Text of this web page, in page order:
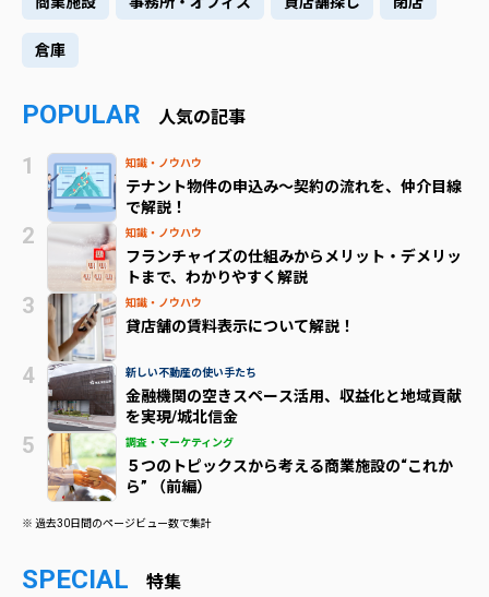
倉庫
POPULAR 人気の記事
知識・ノウハウ
テナント物件の申込み～契約の流れを、仲介目線
で解説！
知識・ノウハウ
フランチャイズの仕組みからメリット・デメリッ
トまで、わかりやすく解説
知識・ノウハウ
貸店舗の賃料表示について解説！
新しい不動産の使い手たち
金融機関の空きスペース活用、収益化と地域貢献
を実現/城北信金
調査・マーケティング
５つのトピックスから考える商業施設の“これか
ら” （前編）
※ 過去30日間のページビュー数で集計
SPECIAL 特集